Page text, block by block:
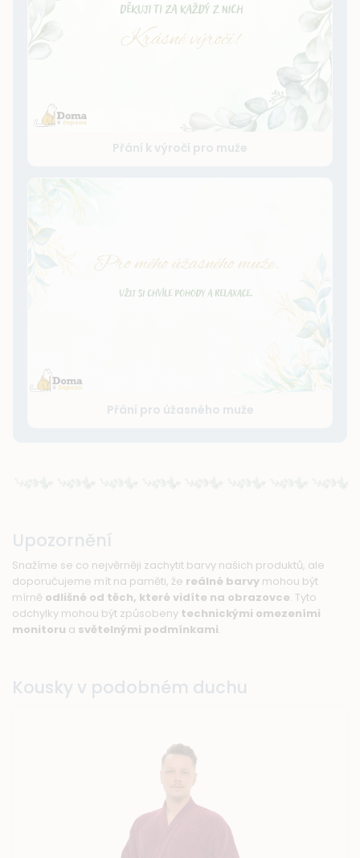
Přání k výročí pro muže
Přání pro úžasného muže
Upozornění
Snažíme se co nejvěrněji zachytit barvy našich produktů, ale
doporučujeme mít na paměti, že reálné barvy mohou být
mírně odlišné od těch, které vidíte na obrazovce. Tyto
odchylky mohou být způsobeny technickými omezeními
monitoru a světelnými podmínkami.
Kousky v podobném duchu